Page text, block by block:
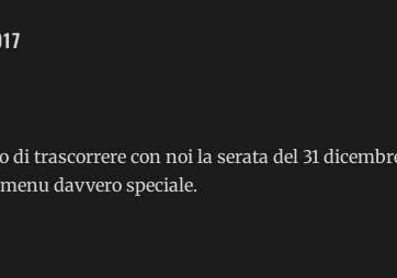
trascorrere con noi la serata del 31
davvero speciale.